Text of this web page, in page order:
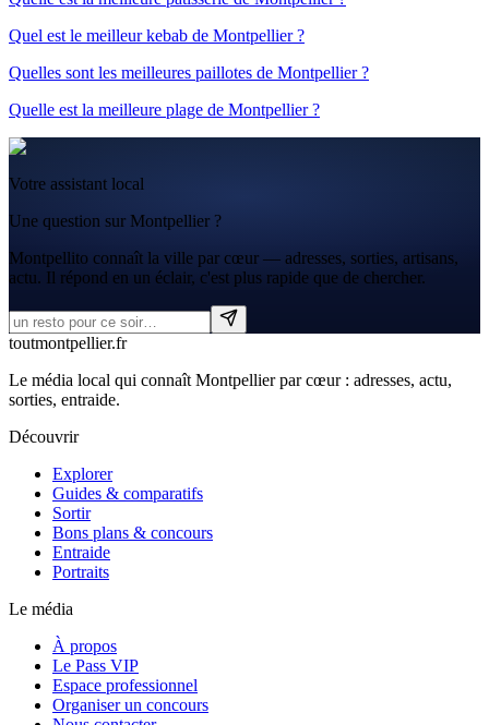
Quel est le meilleur kebab de Montpellier ?
Quelles sont les meilleures paillotes de Montpellier ?
Quelle est la meilleure plage de Montpellier ?
Votre assistant local
Une question sur Montpellier ?
Montpellito connaît la ville par cœur — adresses, sorties, artisans,
actu. Il répond en un éclair, c'est plus rapide que de chercher.
toutmontpellier.fr
Le média local qui connaît Montpellier par cœur : adresses, actu,
sorties, entraide.
Découvrir
Explorer
Guides & comparatifs
Sortir
Bons plans & concours
Entraide
Portraits
Le média
À propos
Le Pass VIP
Espace professionnel
Organiser un concours